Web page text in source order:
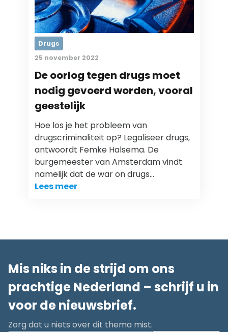
Drugs
25 november 2022
De oorlog tegen drugs moet
nodig gevoerd worden, vooral
geestelijk
Hoe los je het probleem van
drugscriminaliteit op? Legaliseer drugs,
antwoordt Femke Halsema. De
burgemeester van Amsterdam vindt
namelijk dat de war on drugs…
Lees meer
Mis niks in de strijd om ons
prachtige Nederland – schrijf u in
voor de nieuwsbrief.
Zorg dat u niets over dit thema mist.